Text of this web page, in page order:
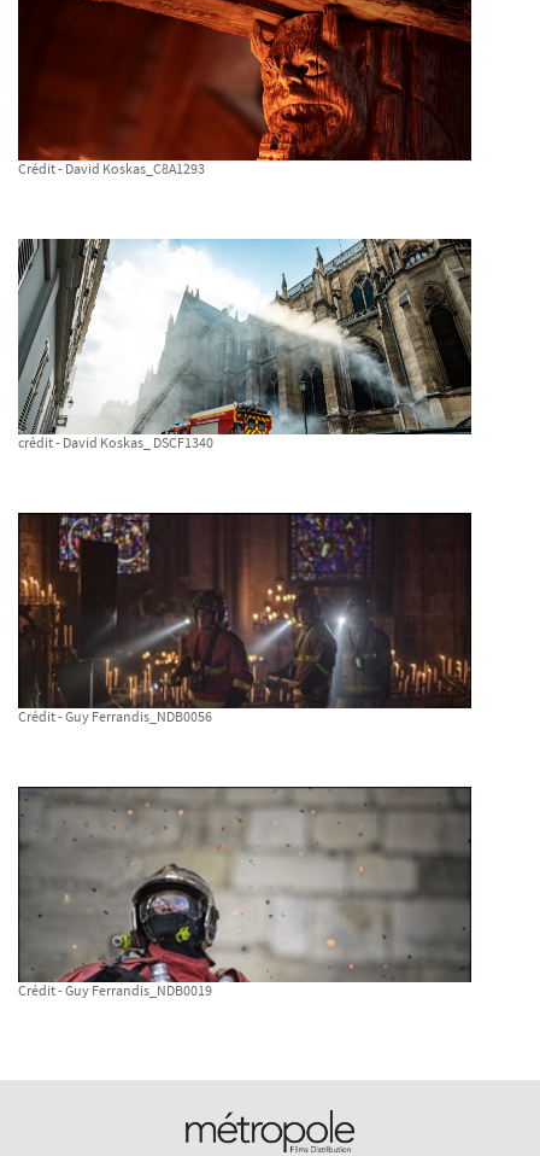
Crédit - David Koskas_C8A1293
crédit - David Koskas_ DSCF1340
Crédit - Guy Ferrandis_NDB0056
Crédit - Guy Ferrandis_NDB0019